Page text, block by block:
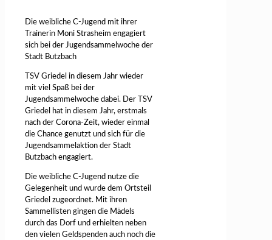
Die weibliche C-Jugend mit ihrer
Trainerin Moni Strasheim engagiert
sich bei der Jugendsammelwoche der
Stadt Butzbach
TSV Griedel in diesem Jahr wieder
mit viel Spaß bei der
Jugendsammelwoche dabei. Der TSV
Griedel hat in diesem Jahr, erstmals
nach der Corona-Zeit, wieder einmal
die Chance genutzt und sich für die
Jugendsammelaktion der Stadt
Butzbach engagiert.
Die weibliche C-Jugend nutze die
Gelegenheit und wurde dem Ortsteil
Griedel zugeordnet. Mit ihren
Sammellisten gingen die Mädels
durch das Dorf und erhielten neben
den vielen Geldspenden auch noch die